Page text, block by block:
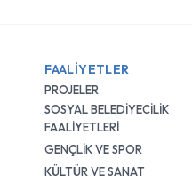
FAALİYETLER
PROJELER
SOSYAL BELEDİYECİLİK
FAALİYETLERİ
GENÇLİK VE SPOR
KÜLTÜR VE SANAT